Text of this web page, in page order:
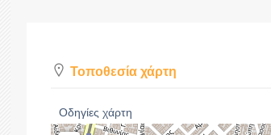
Τοποθεσία χάρτη
Οδηγίες χάρτη